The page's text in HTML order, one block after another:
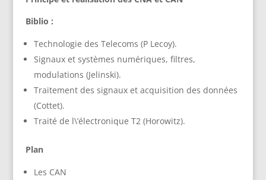
Biblio :
Technologie des Telecoms (P Lecoy).
Signaux et systèmes numériques, filtres,
modulations (Jelinski).
Traitement des signaux et acquisition des données
(Cottet).
Traité de l\’électronique T2 (Horowitz).
Plan
Les CAN